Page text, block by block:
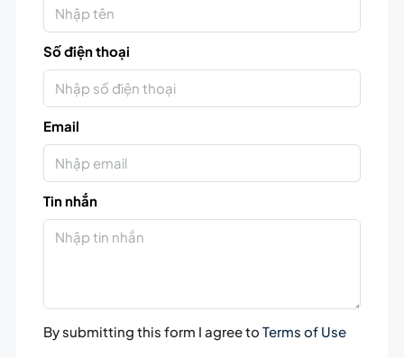
Số điện thoại
Email
Tin nhắn
By submitting this form I agree to Terms of Use